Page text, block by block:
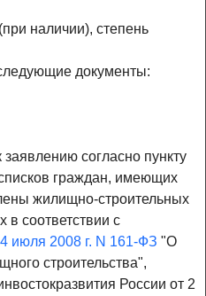
наличии), степень
документы:
согласно пункту
граждан, имеющих
жилищно-строительных
в соответствии с
июля 2008 г. N 161-ФЗ "О
строительства",
России от 2